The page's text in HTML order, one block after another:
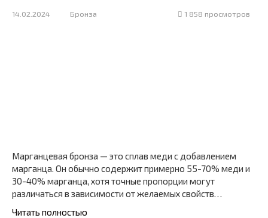
14.02.2024 Бронза 1 858 просмотров
Марганцевая бронза — это сплав меди с добавлением
марганца. Он обычно содержит примерно 55-70% меди и
30-40% марганца, хотя точные пропорции могут
различаться в зависимости от желаемых свойств…
Читать полностью